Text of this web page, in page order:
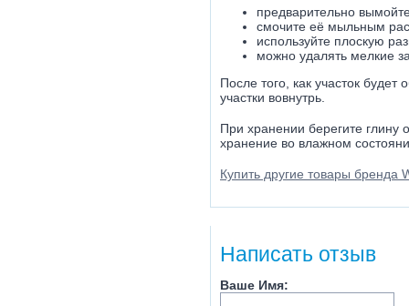
предварительно
смочите её мыльным
используйте плоскую
можно удалять мелкие
После того, как участок будет
участки вовнутрь.
При хранении берегите глину
хранение во влажном
Купить другие товары бренда
Написать отзыв
Ваше Имя: